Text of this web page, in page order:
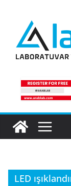
content
LED